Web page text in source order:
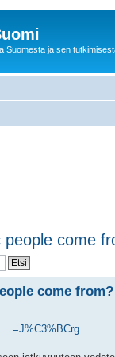
Suomesta ja sen
come
come from?
=J%C3%BCrg